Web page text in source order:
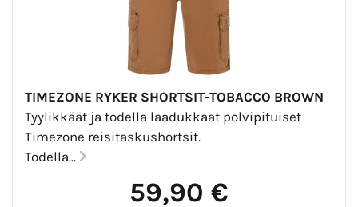
TIMEZONE RYKER SHORTSIT-TOBACCO BROWN
Tyylikkäät ja todella laadukkaat polvipituiset
Timezone reisitaskushortsit.
Todella...
59,90 €